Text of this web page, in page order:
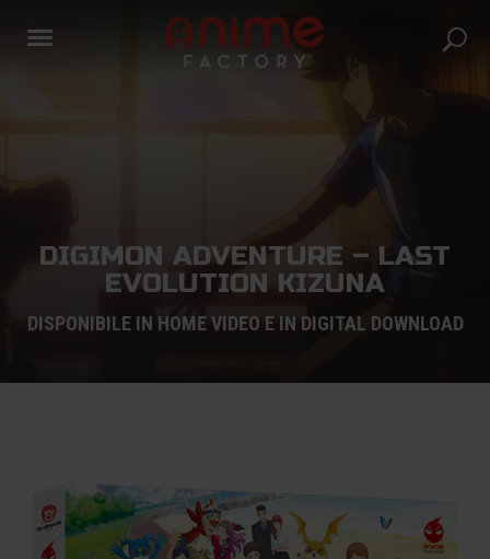
DIGIMON ADVENTURE – LAST
EVOLUTION KIZUNA
DISPONIBILE IN HOME VIDEO E IN DIGITAL DOWNLOAD